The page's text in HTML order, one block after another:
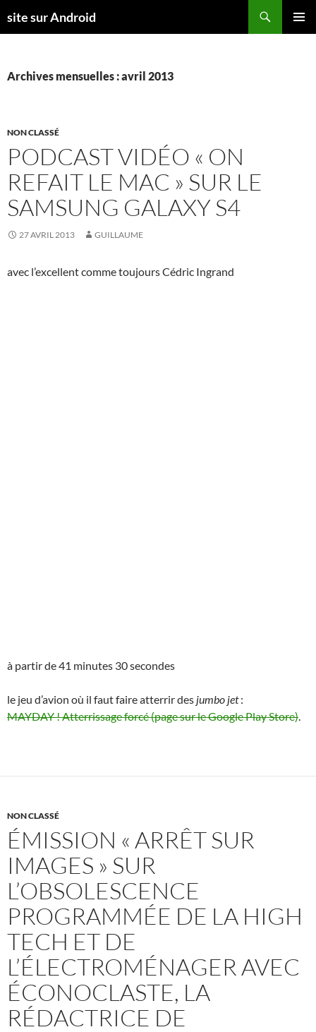
ausite sur Android
Archives mensuelles : avril 2013
NON CLASSÉ
PODCAST VIDÉO « ON
REFAIT LE MAC » SUR LE
SAMSUNG GALAXY S4
27 AVRIL 2013 GUILLAUME
avec l’excellent comme toujours Cédric Ingrand
à partir de 41 minutes 30 secondes
le jeu d’avion où il faut faire atterrir des jumbo jet:
MAYDAY ! Atterrissage forcé (page sur le Google Play Store).
NON CLASSÉ
ÉMISSION « ARRÊT SUR
IMAGES » SUR
L’OBSOLESCENCE
PROGRAMMÉE DE LA HIGH
TECH ET DE
L’ÉLECTROMÉNAGER AVEC
ÉCONOCLASTE, LA
RÉDACTRICE DE